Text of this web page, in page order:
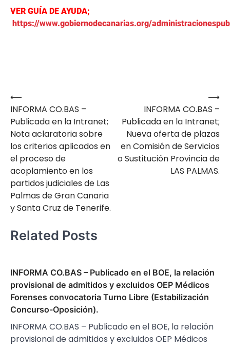
VER GUÍA DE AYUDA;
https://www.gobiernodecanarias.org/
Navegación
de
entradas
⟵
INFORMA CO.BAS –
Publicada en la Intranet;
Nota aclaratoria sobre
los criterios aplicados en
el proceso de
acoplamiento en los
partidos judiciales de Las
Palmas de Gran Canaria
y Santa Cruz de Tenerife.
INFORMA CO.BAS –
Publicada en la Intranet;
Nueva oferta de plazas
en Comisión de Servicios
o Sustitución Provincia de
LAS PALMAS.
⟶
Related Posts
INFORMA CO.BAS – Publicado en el BOE, la relación
provisional de admitidos y excluidos OEP Médicos
Forenses convocatoria Turno Libre (Estabilización
Concurso-Oposición).
INFORMA CO.BAS – Publicado en el BOE, la relación
provisional de admitidos y excluidos OEP Médicos